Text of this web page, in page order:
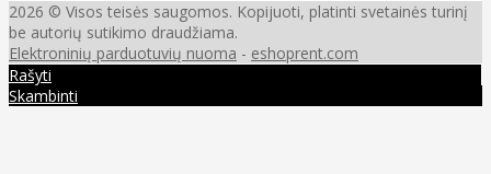
2026 © Visos teisės saugomos. Kopijuoti, platinti svetainės turinį
be autorių sutikimo draudžiama.
Elektroninių parduotuvių nuoma - eshoprent.com
Rašyti
Skambinti